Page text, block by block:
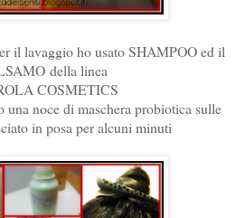
il lavaggio ho usato SHAMPOO ed il
della linea
COSMETICS
una noce di maschera probiotica sulle
in posa per alcuni minuti